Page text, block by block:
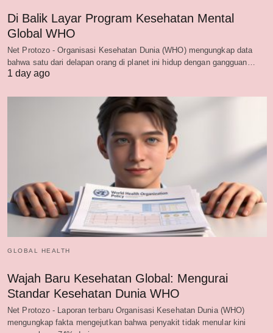
Di Balik Layar Program Kesehatan Mental
Global WHO
Net Protozo - Organisasi Kesehatan Dunia (WHO) mengungkap data
bahwa satu dari delapan orang di planet ini hidup dengan gangguan…
1 day ago
GLOBAL HEALTH
Wajah Baru Kesehatan Global: Mengurai
Standar Kesehatan Dunia WHO
Net Protozo - Laporan terbaru Organisasi Kesehatan Dunia (WHO)
mengungkap fakta mengejutkan bahwa penyakit tidak menular kini